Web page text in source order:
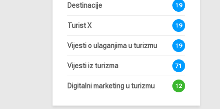
Destinacije 19
Turist X 19
Vijesti o ulaganjima u turizmu 19
Vijesti iz turizma 71
Digitalni marketing u turizmu 12